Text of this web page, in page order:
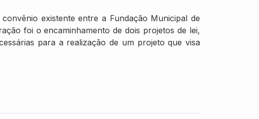
existente entre a Fundação Municipal de
foi o encaminhamento de dois projetos de lei,
para a realização de um projeto que visa